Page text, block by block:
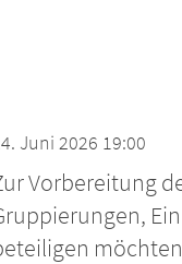
Juni 2026 19:00
Vorbereitung